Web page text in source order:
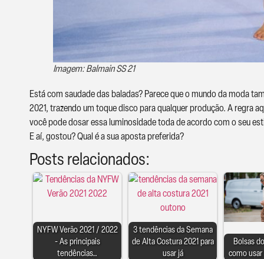
Imagem: Balmain SS 21
Está com saudade das baladas? Parece que o mundo da moda
2021, trazendo um toque disco para qualquer produção. A regra
você pode dosar essa luminosidade toda de acordo com o seu
E aí, gostou? Qual é a sua aposta preferida?
Posts relacionados:
NYFW Verão 2021 / 2022
- As principais
tendências…
3 tendências da Semana
de Alta Costura 2021 para
usar já
Bolsas
como